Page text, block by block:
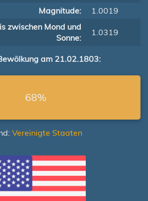
Magnitude:
1.0019
zwischen Mond und
Sonne:
1.0319
am 21.02.1803:
68%
Vereinigte Staaten